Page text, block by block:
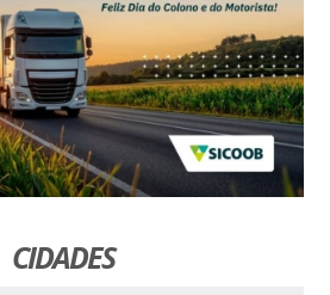
CIDADES